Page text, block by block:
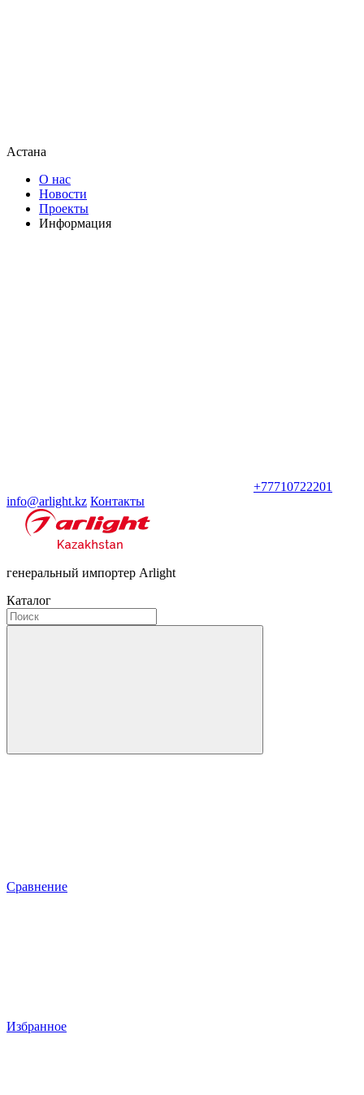
Астана
О нас
Новости
Проекты
Информация
+77710722201
info@arlight.kz Контакты
генеральный импортер Arlight
Каталог
Сравнение
Избранное